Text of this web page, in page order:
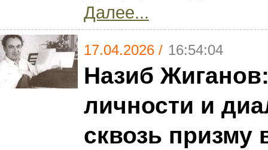
Далее...
17.04.2026 / 16:54:04
Назиб
личности и
сквозь призму